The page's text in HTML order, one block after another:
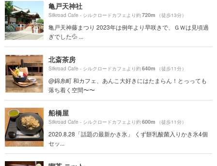
亀戸天神社
Silkroad Cafe - シルクロードカフェより約720m （徒歩13分）
亀戸天神藤まつり 2023年は例年より早咲きで、ＧＷは見頃過
ぎでした💦 ...
北斎茶房
Silkroad Cafe - シルクロードカフェより約640m （徒歩11分）
@錦糸町 和カフェ、あんこ大好きにはたまらん！とっっても
落ち着く空間〜〜
船橋屋
Silkroad Cafe - シルクロードカフェより約600m （徒歩11分）
2020.8.28「話題の最新かき氷」 くず餅乳酸菌入りかき氷4個
セッ...